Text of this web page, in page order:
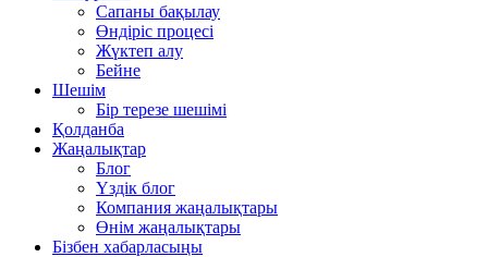
Сапаны бақылау
Өндіріс процесі
Жүктеп алу
Бейне
Шешім
Бір терезе шешімі
Қолданба
Жаңалықтар
Блог
Үздік блог
Компания жаңалықтары
Өнім жаңалықтары
Бізбен хабарласыңы